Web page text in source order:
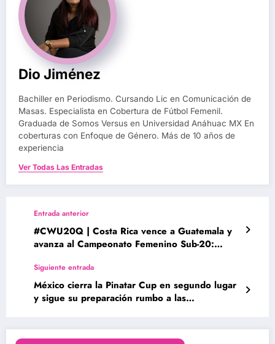
Dio Jiménez
Bachiller en Periodismo. Cursando Lic en Comunicación de
Masas. Especialista en Cobertura de Fútbol Femenil.
Graduada de Somos Versus en Universidad Anáhuac MX En
coberturas con Enfoque de Género. Más de 10 años de
experiencia
Ver Todas Las Entradas
Entrada anterior
#CWU20Q | Costa Rica vence a Guatemala y
avanza al Campeonato Femenino Sub-20:
Siguiente entrada
México cierra la Pinatar Cup en segundo lugar
y sigue su preparación rumbo a las